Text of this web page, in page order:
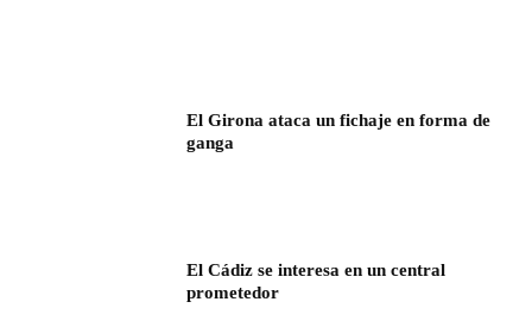
El Girona ataca un fichaje en forma de
ganga
El Cádiz se interesa en un central
prometedor